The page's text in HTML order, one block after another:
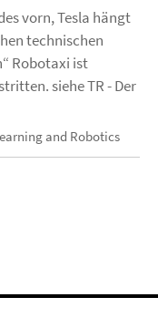
vorn, Tesla hängt
technischen
Robotaxi ist
siehe TR - Der
and Robotics